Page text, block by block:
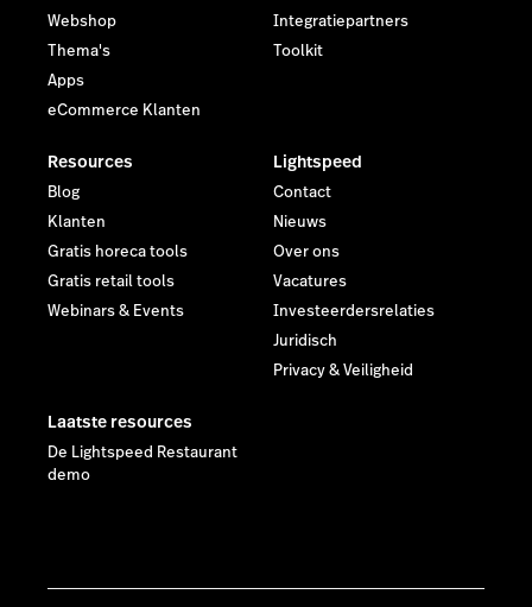
Webshop
Thema's
Apps
eCommerce Klanten
Integratiepartners
Toolkit
Resources
Blog
Klanten
Gratis horeca tools
Gratis retail tools
Webinars & Events
Lightspeed
Contact
Nieuws
Over ons
Vacatures
Investeerdersrelaties
Juridisch
Privacy & Veiligheid
Laatste resources
De Lightspeed Restaurant
demo